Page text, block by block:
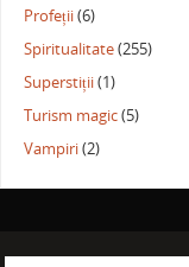
Profeții(6)
Spiritualitate(255)
Superstiții(1)
Turism magic(5)
Vampiri(2)